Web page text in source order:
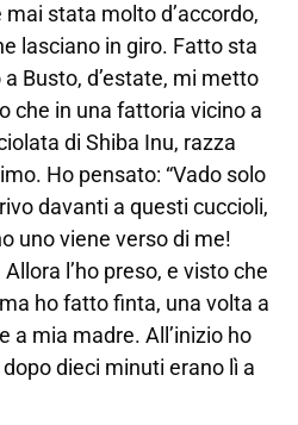
stata molto d’accordo,
lasciano in giro. Fatto sta
Busto, d’estate, mi metto
che in una fattoria vicino a
di Shiba Inu, razza
Ho pensato: “Vado solo
davanti a questi cuccioli,
uno viene verso di me!
l’ho preso, e visto che
ho fatto finta, una volta a
a mia madre. All’inizio ho
dieci minuti erano lì a